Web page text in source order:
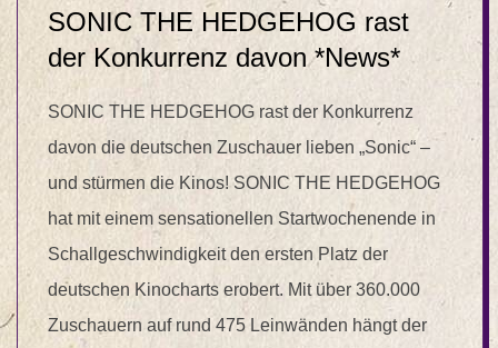
SONIC THE HEDGEHOG rast
der Konkurrenz davon *News*
SONIC THE HEDGEHOG rast der Konkurrenz
davon die deutschen Zuschauer lieben „Sonic“ –
und stürmen die Kinos! SONIC THE HEDGEHOG
hat mit einem sensationellen Startwochenende in
Schallgeschwindigkeit den ersten Platz der
deutschen Kinocharts erobert. Mit über 360.000
Zuschauern auf rund 475 Leinwänden hängt der